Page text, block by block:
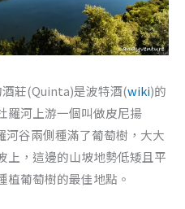
莊(Quinta)是波特酒(wiki)的
羅河上游一個叫做皮尼揚
河谷兩側種滿了葡萄樹，大大
上，這邊的山坡地勢低矮且平
植葡萄樹的最佳地點。